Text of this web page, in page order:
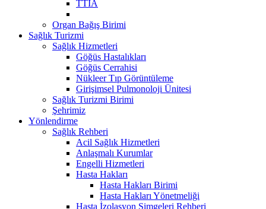
TTİA
Organ Bağış Birimi
Sağlık Turizmi
Sağlık Hizmetleri
Göğüs Hastalıkları
Göğüs Cerrahisi
Nükleer Tıp Görüntüleme
Girişimsel Pulmonoloji Ünitesi
Sağlık Turizmi Birimi
Şehrimiz
Yönlendirme
Sağlık Rehberi
Acil Sağlık Hizmetleri
Anlaşmalı Kurumlar
Engelli Hizmetleri
Hasta Hakları
Hasta Hakları Birimi
Hasta Hakları Yönetmeliği
Hasta İzolasyon Simgeleri Rehberi